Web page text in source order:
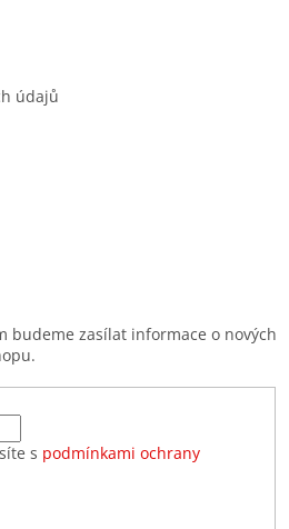
údajů
budeme zasílat informace o nových
s podmínkami ochrany